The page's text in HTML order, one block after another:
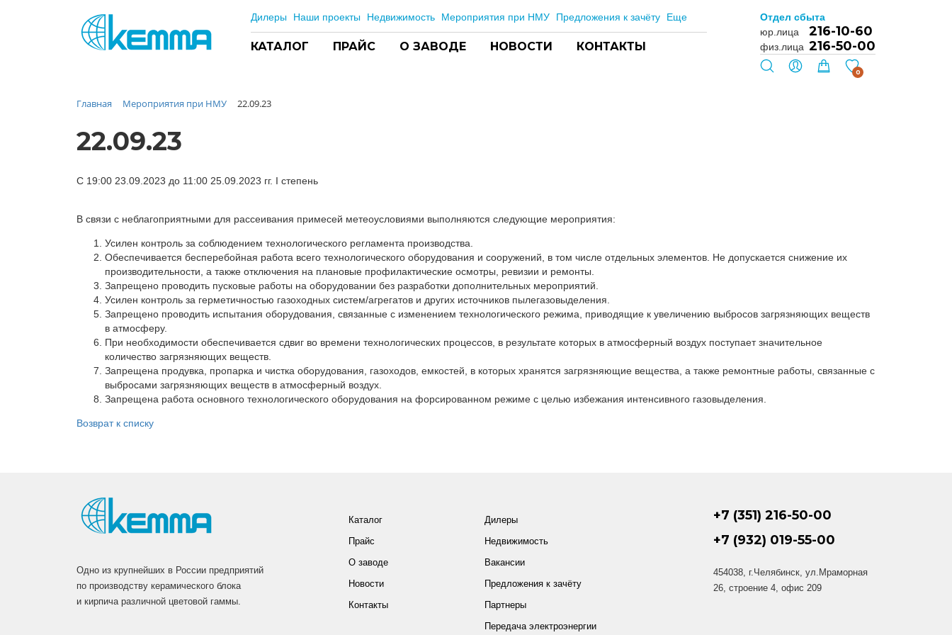
Дилеры Наши проекты Недвижимость Мероприятия при НМУ Предложения к зачёту Еще
КАТАЛОГ ПРАЙС О ЗАВОДЕ НОВОСТИ КОНТАКТЫ
Отдел сбыта
юр.лица
216-10-60
физ.лица 216-50-00
0
Каталог
О заводе
Контакты
Дилеры
Недвижимость
Мероприятия при НМУ
Предложения к зачёту
Подбор
Вакансии
Сертификаты
Партнеры
Личный кабинет
Корзина
Главная Мероприятия при НМУ 22.09.23
22.09.23
С 19:00 23.09.2023 до 11:00 25.09.2023 гг. I степень
В связи с неблагоприятными для рассеивания примесей метеоусловиями выполняются следующие мероприятия:
Усилен контроль за соблюдением технологического регламента производства.
Обеспечивается бесперебойная работа всего технологического оборудования и сооружений, в том числе отдельных элементов. Не допускается снижение их
производительности, а также отключения на плановые профилактические осмотры, ревизии и ремонты.
Запрещено проводить пусковые работы на оборудовании без разработки дополнительных мероприятий.
Усилен контроль за герметичностью газоходных систем/агрегатов и других источников пылегазовыделения.
Запрещено проводить испытания оборудования, связанные с изменением технологического режима, приводящие к увеличению выбросов загрязняющих веществ
в атмосферу.
При необходимости обеспечивается сдвиг во времени технологических процессов, в результате которых в атмосферный воздух поступает значительное
количество загрязняющих веществ.
Запрещена продувка, пропарка и чистка оборудования, газоходов, емкостей, в которых хранятся загрязняющие вещества, а также ремонтные работы, связанные с
выбросами загрязняющих веществ в атмосферный воздух.
Запрещена работа основного технологического оборудования на форсированном режиме с целью избежания интенсивного газовыделения.
Возврат к списку
Одно из крупнейших в России предприятий
по производству керамического блока
и кирпича различной цветовой гаммы.
Каталог
Прайс
О заводе
Новости
Контакты
Дилеры
Недвижимость
Вакансии
Предложения к зачёту
Партнеры
Передача электроэнергии
+7 (351) 216-50-00
+7 (932) 019-55-00
454038, г.Челябинск, ул.Мраморная
26, строение 4, офис 209